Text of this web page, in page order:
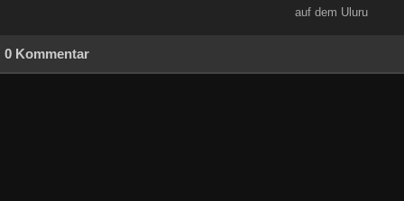
auf dem Uluru
0 Kommentar